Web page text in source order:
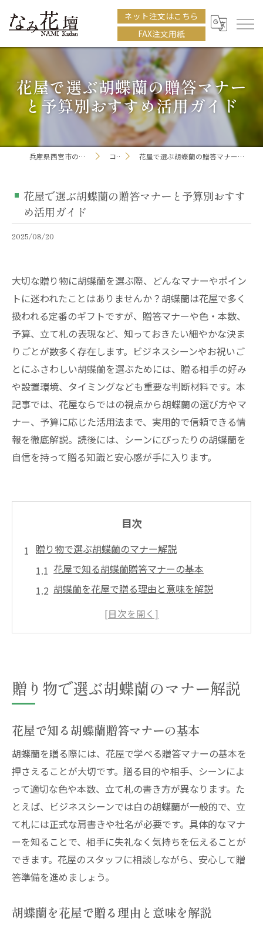
ネット注文はこちら
FAX注文用紙
花屋で選ぶ胡蝶蘭の贈答マナー
と予算別おすすめ活用ガイド
兵庫県西宮市の花屋ならなみ花壇 コラム 花屋で選ぶ胡蝶蘭の贈答マナーと予算別おすすめ活用ガイド
花屋で選ぶ胡蝶蘭の贈答マナーと予算別おすす
め活用ガイド
2025/08/20
大切な贈り物に胡蝶蘭を選ぶ際、どんなマナーやポイン
トに迷われたことはありませんか？胡蝶蘭は花屋で多く
扱われる定番のギフトですが、贈答マナーや色・本数、
予算、立て札の表現など、知っておきたい細やかな決ま
りごとが数多く存在します。ビジネスシーンやお祝いご
とにふさわしい胡蝶蘭を選ぶためには、贈る相手の好み
や設置環境、タイミングなども重要な判断材料です。本
記事では、花屋ならではの視点から胡蝶蘭の選び方やマ
ナー、予算に応じた活用法まで、実用的で信頼できる情
報を徹底解説。読後には、シーンにぴったりの胡蝶蘭を
自信を持って贈る知識と安心感が手に入ります。
目次
贈り物で選ぶ胡蝶蘭のマナー解説
花屋で知る胡蝶蘭贈答マナーの基本
胡蝶蘭を花屋で贈る理由と意味を解説
花屋が教える胡蝶蘭お祝い時の注意点
胡蝶蘭を花屋で選ぶ際の注意点とは
胡蝶蘭選びで重視すべき花屋の工夫
花屋で迷わない胡蝶蘭選定のポイント
胡蝶蘭の質を見抜く花屋の実践的アドバイ
ス
花屋で胡蝶蘭選択時の失敗しない方法
胡蝶蘭選びに役立つ花屋ならではの視点
お祝いシーンに合う胡蝶蘭選びの極意
花屋が提案するお祝い胡蝶蘭の選び方
胡蝶蘭はなぜお祝いに選ばれるのか解説
お祝いシーン別胡蝶蘭選びの花屋流ポイン
贈り物で選ぶ胡蝶蘭のマナー解説
花屋で知る胡蝶蘭贈答マナーの基本
胡蝶蘭を贈る際には、花屋で学べる贈答マナーの基本を
押さえることが大切です。贈る目的や相手、シーンによ
って適切な色や本数、立て札の書き方が異なります。た
とえば、ビジネスシーンでは白の胡蝶蘭が一般的で、立
て札には正式な肩書きや社名が必要です。具体的なマナ
ーを知ることで、相手に失礼なく気持ちを伝えることが
できます。花屋のスタッフに相談しながら、安心して贈
答準備を進めましょう。
胡蝶蘭を花屋で贈る理由と意味を解説